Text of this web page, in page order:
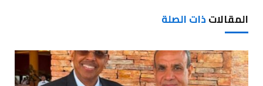
المقالاتذات الصلة